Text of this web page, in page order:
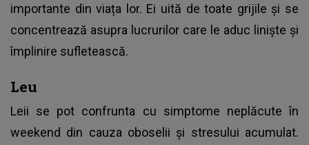
importante din viața lor. Ei uită de toate grijile și se
concentrează asupra lucrurilor care le aduc liniște și
împlinire sufletească.
Leu
Leii se pot confrunta cu simptome neplăcute în
weekend din cauza oboselii și stresului acumulat.